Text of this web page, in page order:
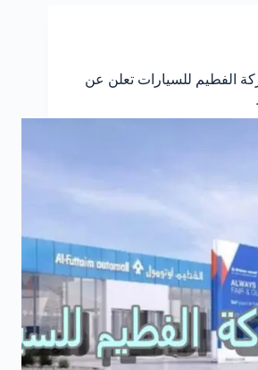
الفطيم للسيارات تعلن عن